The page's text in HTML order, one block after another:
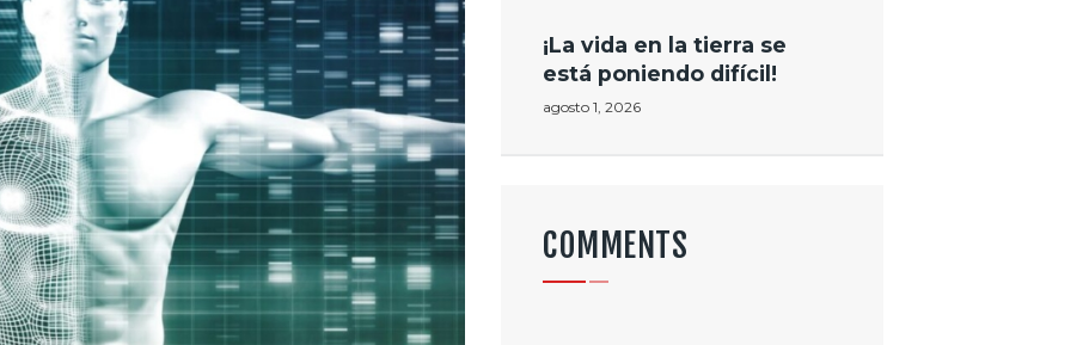
¡La vida en la tierra se
está poniendo difícil!
agosto 1, 2026
COMMENTS